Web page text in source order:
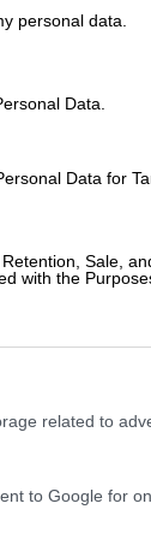
personal data.
Data.
Data for
Sale,
with the
related to
to Google for
00:52